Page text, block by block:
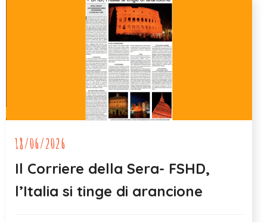
18/06/2026
Il Corriere della Sera- FSHD,
l’Italia si tinge di arancione